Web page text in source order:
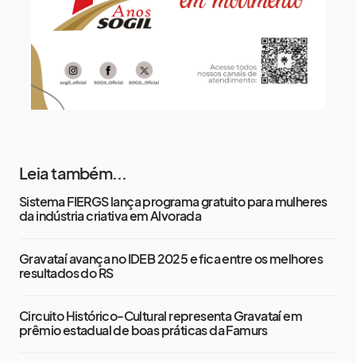
Leia também...
Sistema FIERGS lança programa gratuito para mulheres
da indústria criativa em Alvorada
Gravataí avança no IDEB 2025 e fica entre os melhores
resultados do RS
Circuito Histórico-Cultural representa Gravataí em
prêmio estadual de boas práticas da Famurs